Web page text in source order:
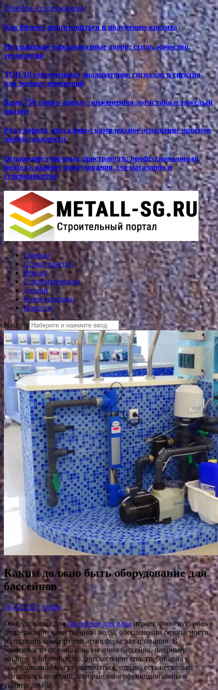
Перейти к содержимому
Как бизнесу подготовиться к получению кредита
Итальянские межкомнатные двери: стиль, качество,
технологии
ТОП-10 современных анализаторов сигналов и спектра
для точных измерений
Кран 750 тонн в аренду: инженерная логистика и тяжёлый
подъём
Ролл ворота «под ключ»: комплексное оснащение проёмов
любой сложности
Оснащение торговых пространств: профессиональный
подход к выбору оборудования для магазинов и
супермаркетов
Главная
Строительство
Ремонт
Стройматериалы
Дизайн
Коммуникации
Новости
Найти:
Каким должно быть оборудование для
бассейнов
26.02.2025 Author
Оборудование длябассейнов для дачи играет ключевую роль в
поддержании качественной воды, обеспечении безопасности
и создании комфортной атмосферы для плавания. В
зависимости от типа и назначения бассейна, например,
жилого, олимпийского, детского или спа, требования к
оборудованию могут различаться, однако есть несколько
основных категорий, которые многофункциональны и
универсальны.